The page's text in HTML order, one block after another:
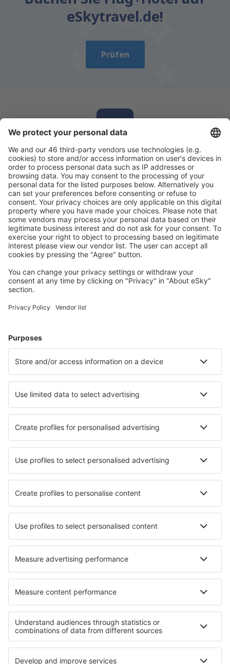
eSkytravel.de!
Prüfen
Laden Sie unsere App herunterund planen
Sie Ihre Reisen
Reise planen
Flüge
Kurzurlaub
Urlaub
Hotels
Transfers
Sehenswürdigkeiten
Sportveranstaltungen
Mehr Infos
Mobile app
Fluggesellschaften
Ryanair
WizzAir
Lufthansa
Eurowings
Turkish Airlines
Über eSky
Impressum
AGB
Meine Reservierung
Datenschutz
Hilfe und Kontakt
Privatsphäre